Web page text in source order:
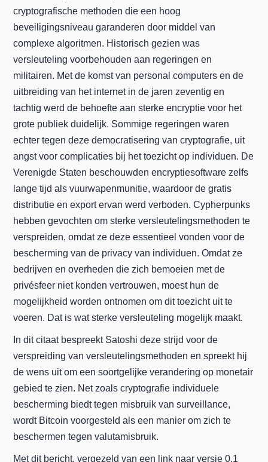
cryptografische methoden die een hoog
beveiligingsniveau garanderen door middel van
complexe algoritmen. Historisch gezien was
versleuteling voorbehouden aan regeringen en
militairen. Met de komst van personal computers en de
uitbreiding van het internet in de jaren zeventig en
tachtig werd de behoefte aan sterke encryptie voor het
grote publiek duidelijk. Sommige regeringen waren
echter tegen deze democratisering van cryptografie, uit
angst voor complicaties bij het toezicht op individuen. De
Verenigde Staten beschouwden encryptiesoftware zelfs
lange tijd als vuurwapenmunitie, waardoor de gratis
distributie en export ervan werd verboden. Cypherpunks
hebben gevochten om sterke versleutelingsmethoden te
verspreiden, omdat ze deze essentieel vonden voor de
bescherming van de privacy van individuen. Omdat ze
bedrijven en overheden die zich bemoeien met de
privésfeer niet konden vertrouwen, moest hun de
mogelijkheid worden ontnomen om dit toezicht uit te
voeren. Dat is wat sterke versleuteling mogelijk maakt.
In dit citaat bespreekt Satoshi deze strijd voor de
verspreiding van versleutelingsmethoden en spreekt hij
de wens uit om een soortgelijke verandering op monetair
gebied te zien. Net zoals cryptografie individuele
bescherming biedt tegen misbruik van surveillance,
wordt Bitcoin voorgesteld als een manier om zich te
beschermen tegen valutamisbruik.
Met dit bericht, vergezeld van een link naar versie 0.1